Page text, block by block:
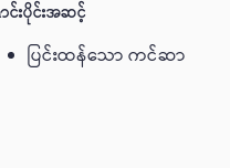
င်းပိုင်းအဆင့်
ပြင်းထန်သော ကင်ဆာ